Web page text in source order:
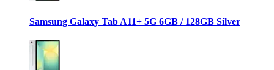
Samsung Galaxy Tab A11+ 5G 6GB / 128GB Silver